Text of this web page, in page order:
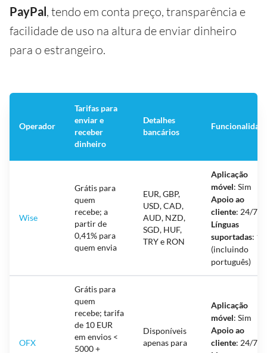
PayPal, tendo em conta preço, transparência e
facilidade de uso na altura de enviar dinheiro
para o estrangeiro.
Operador
Tarifas para
enviar e
receber
dinheiro
Detalhes
bancários
Wise
Grátis para
quem
recebe; a
partir de
0,41% para
quem envia
EUR, GBP,
USD, CAD,
AUD, NZD,
SGD, HUF,
TRY e RON
Aplicação
móvel: Sim
Apoio ao
cliente: 24/7
Línguas
suportadas: 16
(incluindo
português)
OFX
Grátis para
quem
recebe; tarifa
de 10 EUR
em envios <
5000 +
Disponíveis
apenas para
Aplicação
móvel: Sim
Apoio ao
cliente: 24/7